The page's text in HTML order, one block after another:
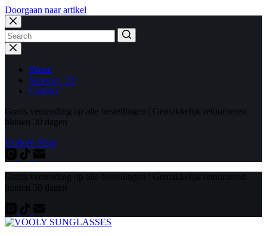
Doorgaan naar artikel
Geen
resultaten
Home
Summer ’23
Contact
Gratis verzending op alle bestellingen | Gemakkelijk retourneren
binnen 30 dagen
Explore Shop
Gratis verzending op alle bestellingen | Gemakkelijk retourneren
binnen 30 dagen